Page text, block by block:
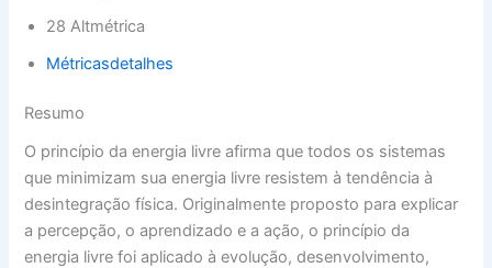
28 Altmétrica
Métricasdetalhes
Resumo
O princípio da energia livre afirma que todos os sistemas
que minimizam sua energia livre resistem à tendência à
desintegração física. Originalmente proposto para explicar
a percepção, o aprendizado e a ação, o princípio da
energia livre foi aplicado à evolução, desenvolvimento,